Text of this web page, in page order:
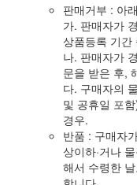
판매거부 : 아
가. 판매자가
상품등록 기간
나. 판매자가
문을 받은 후,
다. 구매자의
및 공휴일 포
경우.
반품 : 구매자
상이하·거나
해서 수령한